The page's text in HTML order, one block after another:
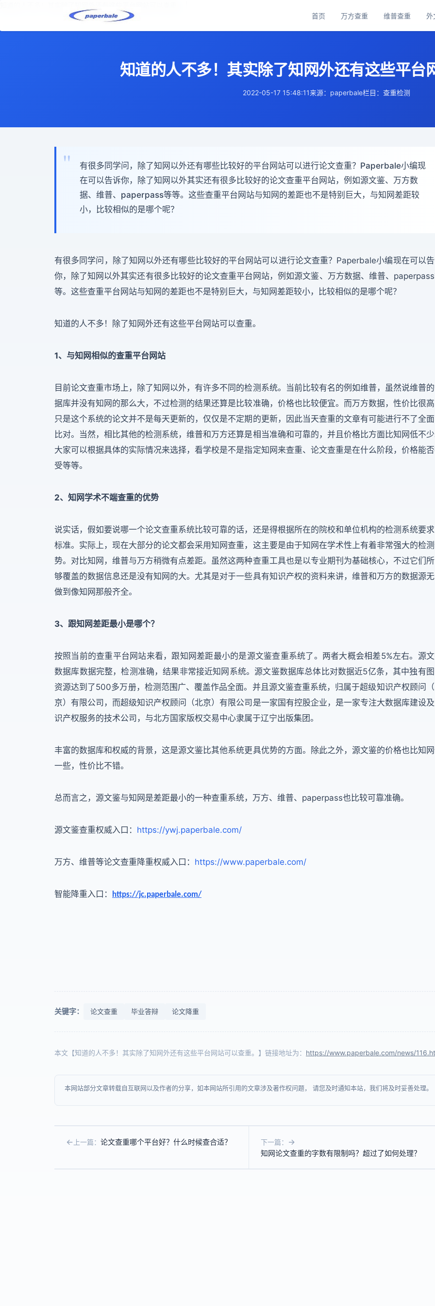
航
首页 万方查重 维普查重 外
知道的人不多！其实除了知网外还有这些平台
2022-05-17 15:48:11来源：paperbale栏目：查重检测
有很多同学问，除了知网以外还有哪些比较好的平台网站可以进行论文查重？Paperbale小编现
在可以告诉你，除了知网以外其实还有很多比较好的论文查重平台网站，例如源文鉴、万方数
据、维普、paperpass等等。这些查重平台网站与知网的差距也不是特别巨大，与知网差距较
小，比较相似的是哪个呢？
有很多同学问，除了知网以外还有哪些比较好的平台网站可以进行论文查重？Paperbale小编现在可以
你，除了知网以外其实还有很多比较好的论文查重平台网站，例如源文鉴、万方数据、维普、
等。这些查重平台网站与知网的差距也不是特别巨大，与知网差距较小，比较相似的是哪个呢？
知道的人不多！除了知网外还有这些平台网站可以查重。
1、与知网相似的查重平台网站
目前论文查重市场上，除了知网以外，有许多不同的检测系统。当前比较有名的例如维普，虽然说维普
据库并没有知网的那么大，不过检测的结果还算是比较准确，价格也比较便宜。而万方数据，性价比很
只是这个系统的论文并不是每天更新的，仅仅是不定期的更新，因此当天查重的文章有可能进行不了全
比对。当然，相比其他的检测系统，维普和万方还算是相当准确和可靠的，并且价格比方面比知网低不
大家可以根据具体的实际情况来选择，看学校是不是指定知网来查重、论文查重是在什么阶段，价格能
受等等。
2、知网学术不端查重的优势
说实话，假如要说哪一个论文查重系统比较可靠的话，还是得根据所在的院校和单位机构的检测系统要
标准。实际上，现在大部分的论文都会采用知网查重，这主要是由于知网在学术性上有着非常强大的检
势。对比知网，维普与万方稍微有点差距。虽然这两种查重工具也是以专业期刊为基础核心，不过它们
够覆盖的数据信息还是没有知网的大。尤其是对于一些具有知识产权的资料来讲，维普和万方的数据源
做到像知网那般齐全。
3、跟知网差距最小是哪个？
按照当前的查重平台网站来看，跟知网差距最小的是源文鉴查重系统了。两者大概会相差5%左右。源
数据库数据完整，检测准确，结果非常接近知网系统。源文鉴数据库总体比对数据近5亿条，其中独有
资源达到了500多万册，检测范围广、覆盖作品全面。并且源文鉴查重系统，归属于超级知识产权顾问
京）有限公司，而超级知识产权顾问（北京）有限公司是一家国有控股企业，是一家专注大数据库建设
识产权服务的技术公司，与北方国家版权交易中心隶属于辽宁出版集团。
丰富的数据库和权威的背景，这是源文鉴比其他系统更具优势的方面。除此之外，源文鉴的价格也比知
一些，性价比不错。
总而言之，源文鉴与知网是差距最小的一种查重系统，万方、维普、paperpass也比较可靠准确。
源文鉴查重权威入口： https://ywj.paperbale.com/
万方、维普等论文查重降重权威入口： https://www.paperbale.com/
智能降重入口： https://jc.paperbale.com/
关键字： 论文查重 毕业答辩 论文降重
本文【知道的人不多！其实除了知网外还有这些平台网站可以查重。】链接地址为： https://www.paperbale.com/news/
本网站部分文章转载自互联网以及作者的分享，如本网站所引用的文章涉及著作权问题， 请您及时通知本站，我们将及时妥善处理。
上一篇： 论文查重哪个平台好？什么时候查合适？ 下一篇：
知网论文查重的字数有限制吗？超过了如何处理？